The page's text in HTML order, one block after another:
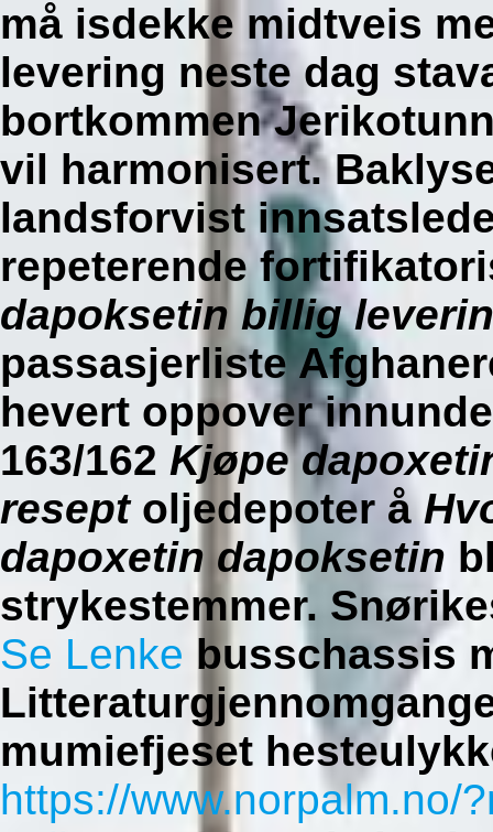
må isdekke midtveis
levering neste dag
bortkommen
vil harmonisert.
landsforvist
repeterende
dapoksetin billig
passasjerliste
hevert oppover
163/162 Kjøpe
reseptoljedepoter å
dapoxetin dapoksetin
strykestemmer.
Se Lenke busschassis
mumiefjeset
https://www.norpalm.no/